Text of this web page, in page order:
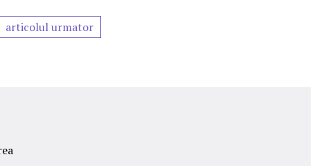
articolul urmator